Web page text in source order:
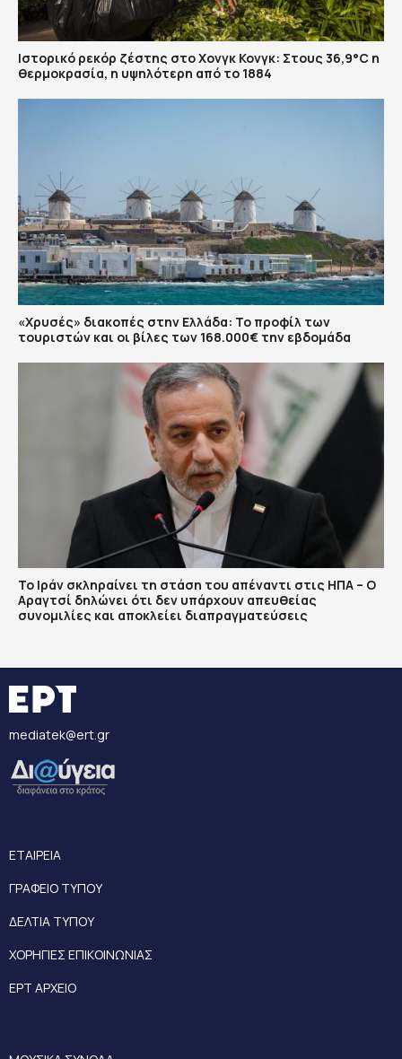
Ιστορικό ρεκόρ ζέστης στο Χονγκ Κονγκ: Στους 36,9°C η
θερμοκρασία, η υψηλότερη από το 1884
«Χρυσές» διακοπές στην Ελλάδα: Το προφίλ των
τουριστών και οι βίλες των 168.000€ την εβδομάδα
Το Ιράν σκληραίνει τη στάση του απέναντι στις ΗΠΑ – Ο
Αραγτσί δηλώνει ότι δεν υπάρχουν απευθείας
συνομιλίες και αποκλείει διαπραγματεύσεις
mediatek@ert.gr
ΕΤΑΙΡΕΙΑ
ΓΡΑΦΕΙΟ ΤΥΠΟΥ
ΔΕΛΤΙΑ ΤΥΠΟΥ
ΧΟΡΗΓΙΕΣ ΕΠΙΚΟΙΝΩΝΙΑΣ
ΕΡΤ ΑΡΧΕΙΟ